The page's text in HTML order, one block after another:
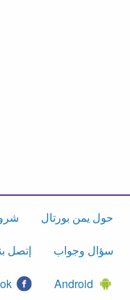
حول يمن بورتال
سؤال وجواب إتصل
Android